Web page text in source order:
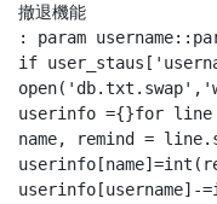
撤退機能
: param
if
userinfo ={}for
name, remind =
userinfo[username]-